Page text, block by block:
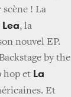
! La
, la
nouvel EP.
by the
hop et La
Et